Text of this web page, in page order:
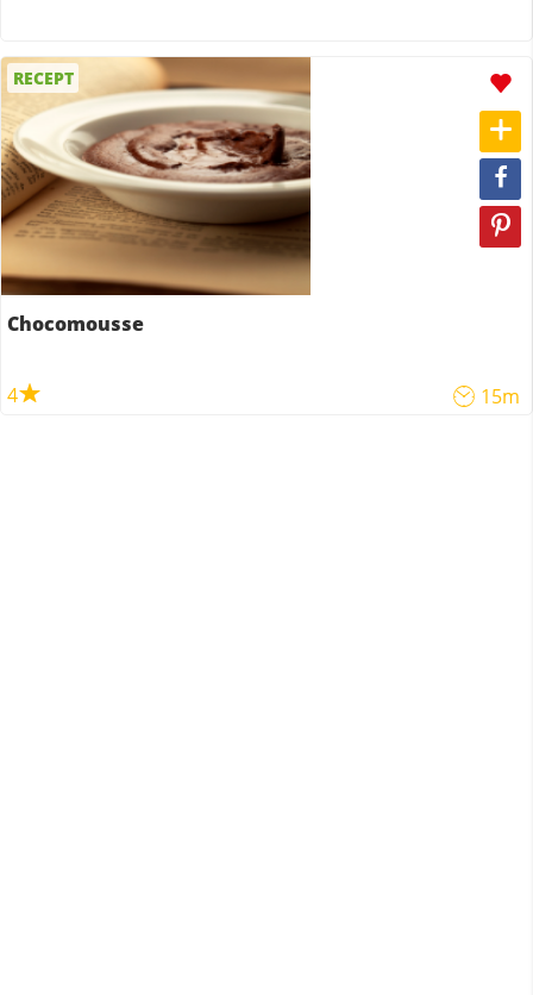
RECEPT
Chocomousse
4 15m